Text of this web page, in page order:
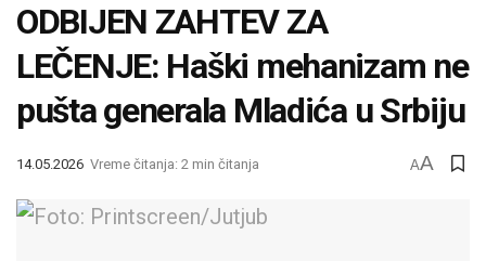
ODBIJEN ZAHTEV ZA
LEČENJE: Haški mehanizam ne
pušta generala Mladića u Srbiju
14.05.2026 Vreme čitanja: 2 min čitanja AA